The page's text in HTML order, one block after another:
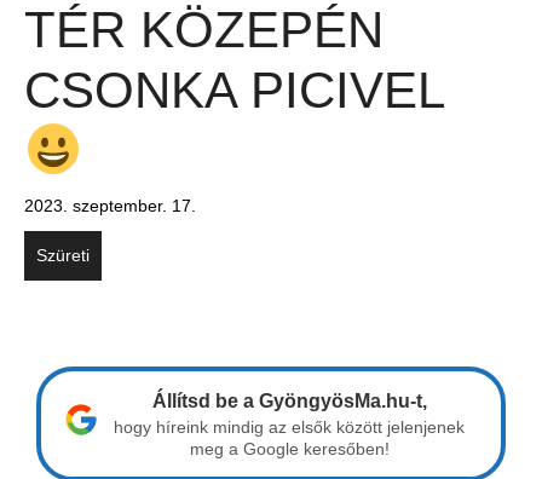
TÉR KÖZEPÉN
CSONKA PICIVEL
2023. szeptember. 17.
Szüreti
Állítsd be a GyöngyösMa.hu-t,
hogy híreink mindig az elsők között jelenjenek
meg a Google keresőben!